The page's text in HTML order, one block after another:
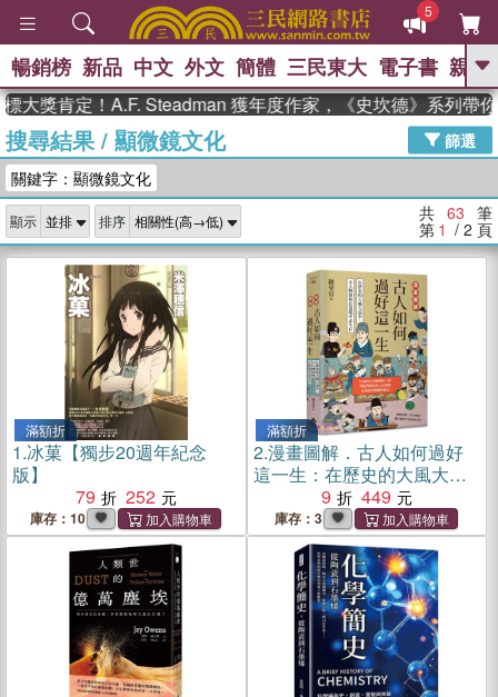
5
GO
熱搜： 高希均教授回憶錄
、 The Odyssey 、 父親節 、 如果歷
獎 臺灣漫遊錄 、 方念華 、 台灣的李
登輝時代
數學女孩：黎曼猜想 、
偉大的迷走神經
暢銷榜 新品 中文 外文 簡體 三民東大 電子書 親子
定！A.F. Steadman 獲年度作家，《史坎德》系列帶你踏上
搜尋結果/ 顯微鏡文化
篩選
關鍵字：顯微鏡文化
顯示 排序 共 63 筆
第 1 / 2 頁
滿額折
1.冰菓【獨步20週年紀念
版】
79
252
庫存：10
滿額折
2.漫畫圖解．古人如何過好
這一生：在歷史的大風大浪
中，小人物如何在逆境中求
生存
9 449
庫存：3